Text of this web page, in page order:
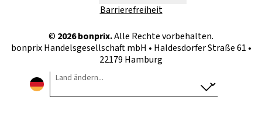
Barrierefreiheit
© 2026bonprix.Alle Rechte vorbehalten.
bonprix Handelsgesellschaft mbH • Haldesdorfer Straße 61 •
22179 Hamburg
Land ändern...